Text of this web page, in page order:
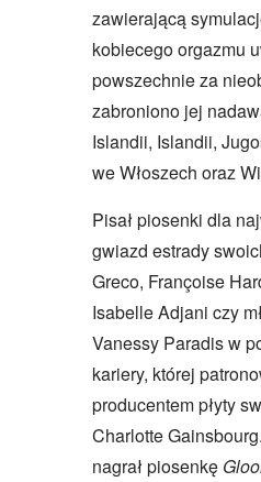
zawierającą
kobiecego orgazmu
powszechnie za
zabroniono jej
Islandii, Islandii,
we Włoszech oraz
Pisał piosenki dla
gwiazd estrady
Greco, Françoise
Isabelle Adjani czy
Vanessy Paradis w
kariery, której
producentem płyty
Charlotte
nagrał piosenkę